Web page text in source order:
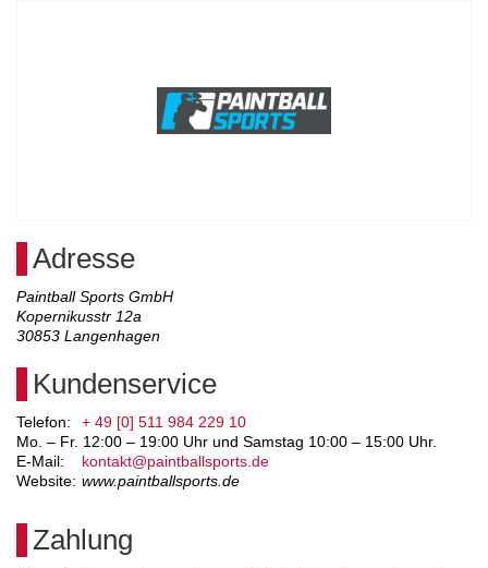
Adresse
Paintball Sports GmbH
Kopernikusstr 12a
30853 Langenhagen
Kundenservice
Telefon:
+ 49 [0] 511 984 229 10
Mo. – Fr. 12:00 – 19:00 Uhr und Samstag 10:00 – 15:00 Uhr.
E-Mail:
kontakt@paintballsports.de
Website: www.paintballsports.de
Zahlung